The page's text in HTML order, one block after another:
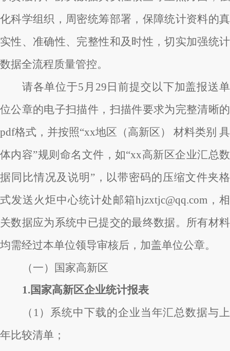
化科学组织，周密统筹部署，保障统计资料的真
实性、准确性、完整性和及时性，切实加强统计
数据全流程质量管控。
请各单位于5月29日前提交以下加盖报送单
位公章的电子扫描件，扫描件要求为完整清晰的
pdf格式，并按照“xx地区（高新区） 材料类别 具
体内容”规则命名文件，如“xx高新区企业汇总数
据同比情况及说明”，以带密码的压缩文件夹格
式发送火炬中心统计处邮箱hjzxtjc@qq.com ，相
关数据应为系统中已提交的最终数据。所有材料
均需经过本单位领导审核后，加盖单位公章。
（一）国家高新区
1.国家高新区企业统计报表
（1）系统中下载的企业当年汇总数据与上
年比较清单；